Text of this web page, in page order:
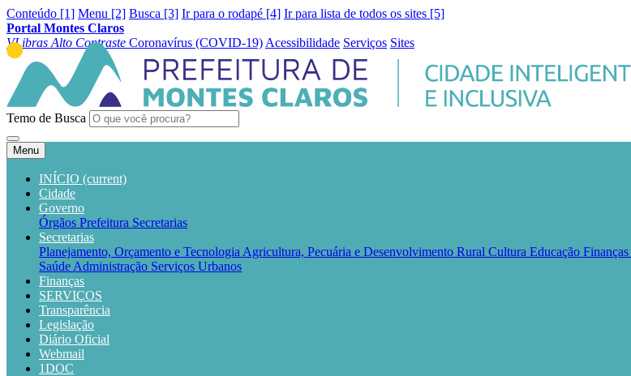
Conteúdo [1] Menu [2] Busca [3] Ir para o rodapé [4] Ir para lista de todos os sites [5]
Portal Montes Claros
VLibras Alto Contraste Coronavírus (COVID-19) Acessibilidade Serviços Sites
Temo de Busca
Menu
INÍCIO (current)
Cidade
Governo
Órgãos Prefeitura Secretarias
Secretarias
Planejamento, Orçamento e Tecnologia Agricultura, Pecuária e Desenvolvimento Rural Cultura Educação Finanças
Saúde Administração Serviços Urbanos
Finanças
SERVIÇOS
Transparência
Legislação
Diário Oficial
Webmail
1DOC